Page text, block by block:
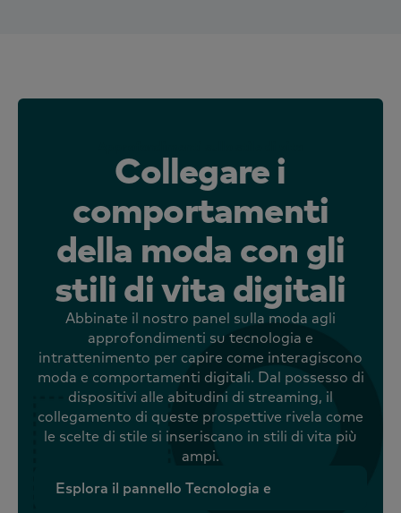
Collegare i
comportamenti
della moda con gli
stili di vita digitali
Abbinate il nostro panel sulla moda agli
approfondimenti su tecnologia e
intrattenimento per capire come interagiscono
moda e comportamenti digitali. Dal possesso di
dispositivi alle abitudini di streaming, il
collegamento di queste prospettive rivela come
le scelte di stile si inseriscano in stili di vita più
ampi.
Esplora il pannello Tecnologia e